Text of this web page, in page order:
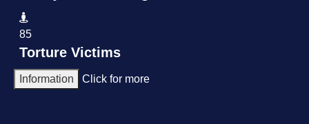
85
Torture Victims
Click for more
Information